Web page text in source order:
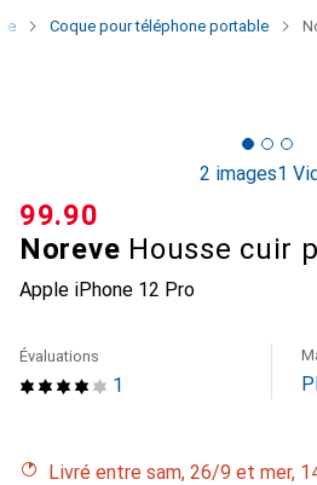
Coque pour téléphone portable
2 images1
Noreve Housse cuir
Apple iPhone 12 Pro
CHF
99.90
1
Évaluations
Livré entre sam, 26/9 et mer,